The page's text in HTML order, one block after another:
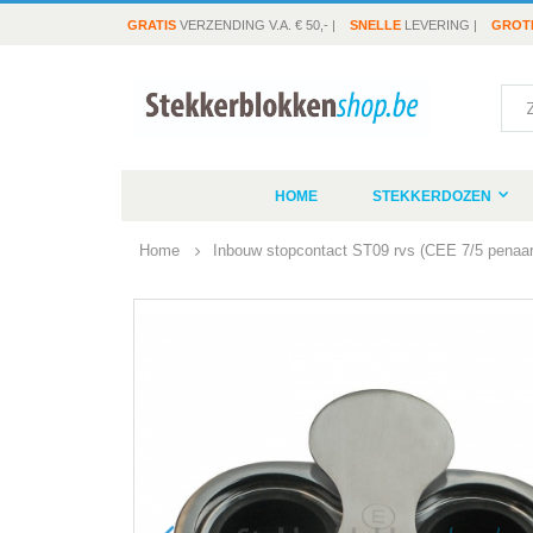
GRATIS VERZENDING V.A. € 50,- | SNELLE LEVERING |
HOME STEKKERDOZEN
Home Inbouw stopcontact ST09 rvs (CEE 7/5